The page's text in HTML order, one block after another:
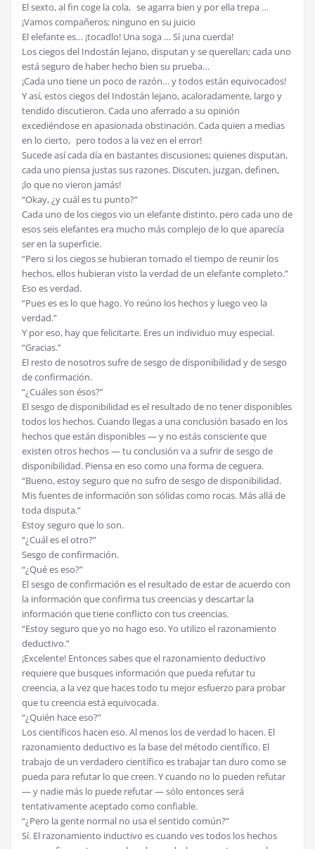
El sexto, al fin coge la cola, se agarra bien y por ella trepa …
¡Vamos compañeros; ninguno en su juicio
El elefante es… ¡tocadlo! Una soga … Sí ¡una cuerda!
Los ciegos del Indostán lejano, disputan y se querellan; cada uno
está seguro de haber hecho bien su prueba…
¡Cada uno tiene un poco de razón… y todos están equivocados!
Y así, estos ciegos del Indostán lejano, acaloradamente, largo y
tendido discutieron. Cada uno aferrado a su opinión
excediéndose en apasionada obstinación. Cada quien a medias
en lo cierto, pero todos a la vez en el error!
Sucede así cada día en bastantes discusiones; quienes disputan,
cada uno piensa justas sus razones. Discuten, juzgan, definen,
¡lo que no vieron jamás!
“Okay, ¿y cuál es tu punto?”
Cada uno de los ciegos vio un elefante distinto, pero cada uno de
esos seis elefantes era mucho más complejo de lo que aparecía
ser en la superficie.
“Pero si los ciegos se hubieran tomado el tiempo de reunir los
hechos, ellos hubieran visto la verdad de un elefante completo.”
Eso es verdad.
“Pues es es lo que hago. Yo reúno los hechos y luego veo la
verdad.”
Y por eso, hay que felicitarte. Eres un individuo muy especial.
“Gracias.”
El resto de nosotros sufre de sesgo de disponibilidad y de sesgo
de confirmación.
“¿Cuáles son ésos?”
El sesgo de disponibilidad es el resultado de no tener disponibles
todos los hechos. Cuando llegas a una conclusión basado en los
hechos que están disponibles — y no estás consciente que
existen otros hechos — tu conclusión va a sufrir de sesgo de
disponibilidad. Piensa en eso como una forma de ceguera.
“Bueno, estoy seguro que no sufro de sesgo de disponibilidad.
Mis fuentes de información son sólidas como rocas. Más allá de
toda disputa.”
Estoy seguro que lo son.
“¿Cuál es el otro?”
Sesgo de confirmación.
“¿Qué es eso?”
El sesgo de confirmación es el resultado de estar de acuerdo con
la información que confirma tus creencias y descartar la
información que tiene conflicto con tus creencias.
“Estoy seguro que yo no hago eso. Yo utilizo el razonamiento
deductivo.”
¡Excelente! Entonces sabes que el razonamiento deductivo
requiere que busques información que pueda refutar tu
creencia, a la vez que haces todo tu mejor esfuerzo para probar
que tu creencia está equivocada.
“¿Quién hace eso?”
Los científicos hacen eso. Al menos los de verdad lo hacen. El
razonamiento deductivo es la base del método científico. El
trabajo de un verdadero científico es trabajar tan duro como se
pueda para refutar lo que creen. Y cuando no lo pueden refutar
— y nadie más lo puede refutar — sólo entonces será
tentativamente aceptado como confiable.
“¿Pero la gente normal no usa el sentido común?”
Sí. El razonamiento inductivo es cuando ves todos los hechos